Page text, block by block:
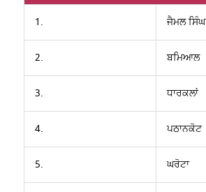
1. ਜੈਮਲ ਸਿੰਘ
2. ਬਮਿਆਲ
3. ਧਾਰਕਲਾਂ
4. ਪਠਾਨਕੋਟ
5. ਘਰੋਟਾ